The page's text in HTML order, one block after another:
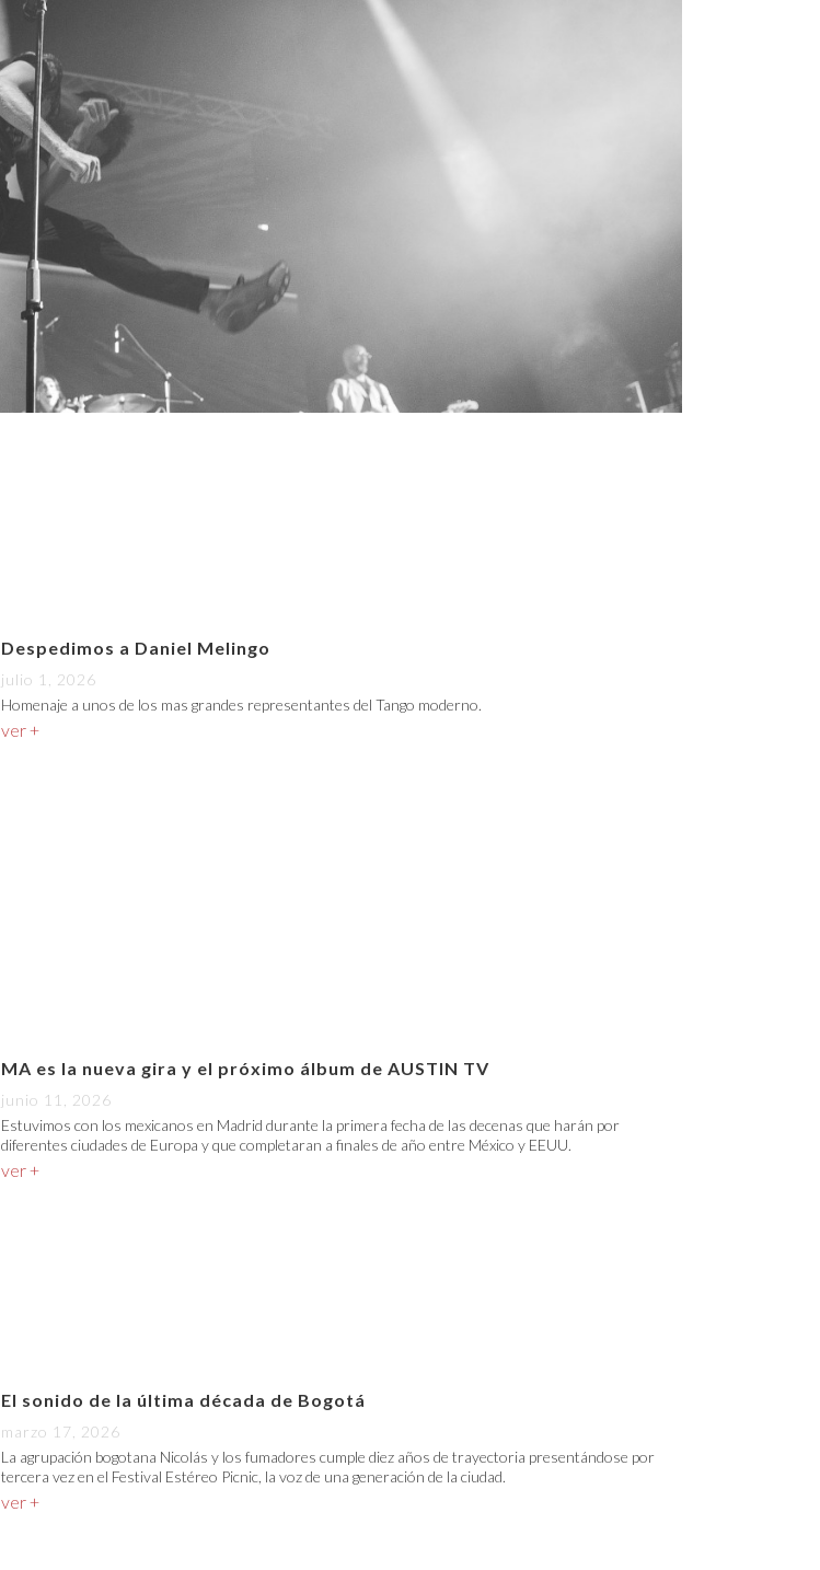
Despedimos a Daniel Melingo
julio 1, 2026
Homenaje a unos de los mas grandes representantes del Tango moderno.
ver +
MA es la nueva gira y el próximo álbum de AUSTIN TV
junio 11, 2026
Estuvimos con los mexicanos en Madrid durante la primera fecha de las decenas que harán por
diferentes ciudades de Europa y que completaran a finales de año entre México y EEUU.
ver +
El sonido de la última década de Bogotá
marzo 17, 2026
La agrupación bogotana Nicolás y los fumadores cumple diez años de trayectoria presentándose por
tercera vez en el Festival Estéreo Picnic, la voz de una generación de la ciudad.
ver +